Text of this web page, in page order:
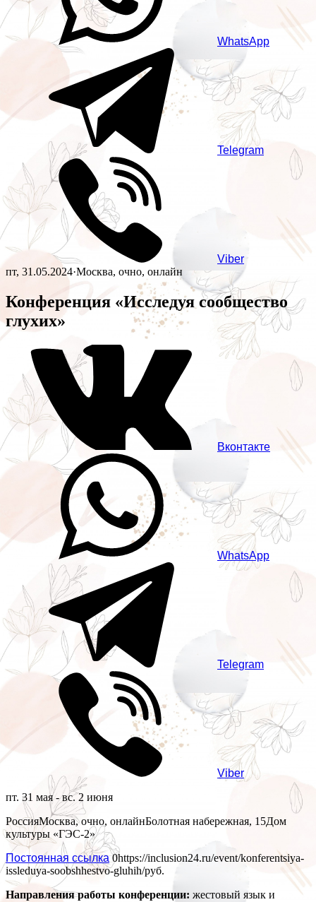
WhatsApp
Telegram
Viber
пт, 31.05.2024·Москва, очно, онлайн
Конференция «Исследуя сообщество
глухих»
Вконтакте
WhatsApp
Telegram
Viber
пт. 31 мая - вс. 2 июня
РоссияМосква, очно, онлайнБолотная набережная, 15Дом
культуры «ГЭС-2»
Постоянная ссылка 0https://inclusion24.ru/event/konferentsiya-
issleduya-soobshhestvo-gluhih/руб.
Направления работы конференции: жестовый язык и